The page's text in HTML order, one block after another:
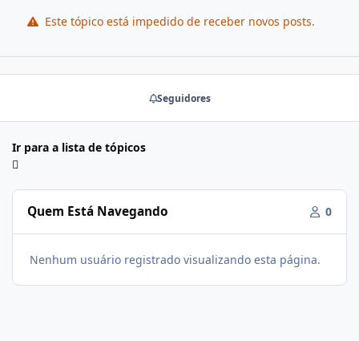
Este tópico está impedido de receber novos posts.
Seguidores
Ir para a lista de tópicos
Quem Está Navegando 0
Nenhum usuário registrado visualizando esta página.